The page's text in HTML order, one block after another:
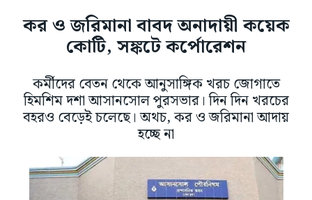
কর ও জরিমানা বাবদ অনাদায়ী কয়েক
কোটি, সঙ্কটে কর্পোরেশন
কর্মীদের বেতন থেকে আনুসাঙ্গিক খরচ জোগাতে
হিমশিম দশা আসানসোল পুরসভার। দিন দিন খরচের
বহরও বেড়েই চলেছে। অথচ, কর ও জরিমানা আদায়
হচ্ছে না